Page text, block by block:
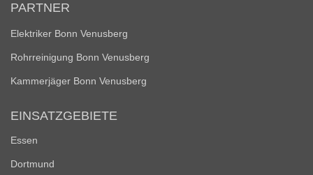
PARTNER
Elektriker Bonn Venusberg
Rohrreinigung Bonn Venusberg
Kammerjäger Bonn Venusberg
EINSATZGEBIETE
Essen
Dortmund